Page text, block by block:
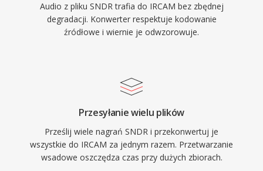
Audio z pliku SNDR trafia do IRCAM bez zbędnej
degradacji. Konwerter respektuje kodowanie
źródłowe i wiernie je odwzorowuje.
Przesyłanie wielu plików
Prześlij wiele nagrań SNDR i przekonwertuj je
wszystkie do IRCAM za jednym razem. Przetwarzanie
wsadowe oszczędza czas przy dużych zbiorach.